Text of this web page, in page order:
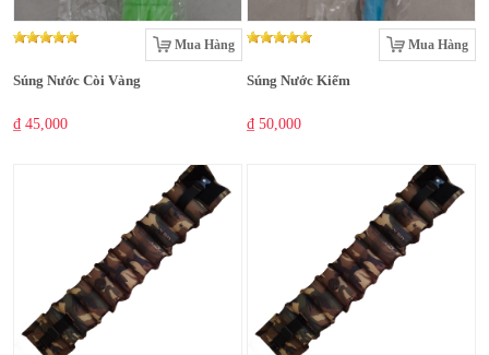
Mua Hàng
Súng Nước Còi Vàng
₫ 45,000
Mua Hàng
Súng Nước Kiếm
₫ 50,000